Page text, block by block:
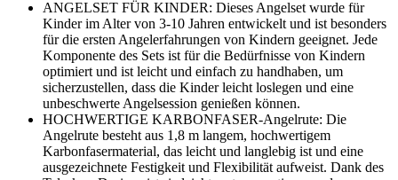
ANGELSET FÜR KINDER: Dieses Angelset wurde für
Kinder im Alter von 3-10 Jahren entwickelt und ist besonders
für die ersten Angelerfahrungen von Kindern geeignet. Jede
Komponente des Sets ist für die Bedürfnisse von Kindern
optimiert und ist leicht und einfach zu handhaben, um
sicherzustellen, dass die Kinder leicht loslegen und eine
unbeschwerte Angelsession genießen können.
HOCHWERTIGE KARBONFASER-Angelrute: Die
Angelrute besteht aus 1,8 m langem, hochwertigem
Karbonfasermaterial, das leicht und langlebig ist und eine
ausgezeichnete Festigkeit und Flexibilität aufweist. Dank des